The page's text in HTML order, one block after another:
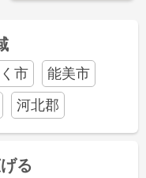
市
能美市
河北郡
る